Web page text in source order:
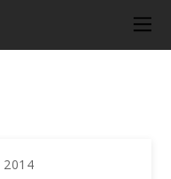
2014